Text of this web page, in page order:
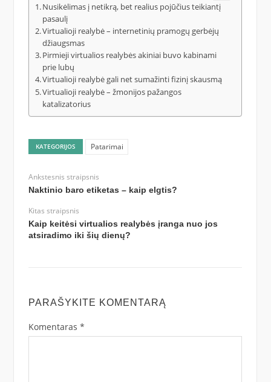
Nusikėlimas į netikrą, bet realius pojūčius teikiantį
pasaulį
Virtualioji realybė – internetinių pramogų gerbėjų
džiaugsmas
Pirmieji virtualios realybės akiniai buvo kabinami
prie lubų
Virtualioji realybė gali net sumažinti fizinį skausmą
Virtualioji realybė – žmonijos pažangos
katalizatorius
KATEGORIJOS Patarimai
Ankstesnis straipsnis
Naktinio baro etiketas – kaip elgtis?
Kitas straipsnis
Kaip keitėsi virtualios realybės įranga nuo jos
atsiradimo iki šių dienų?
PARAŠYKITE KOMENTARĄ
Komentaras *